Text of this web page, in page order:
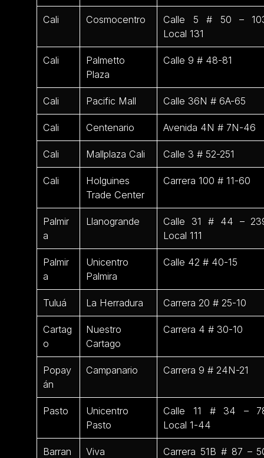
Cali Cosmocentro
Calle 5 # 50 –
Local 131
Cali
Palmetto
Plaza
Calle 9 # 48-81
Cali Pacific Mall Calle 36N # 6A-65
Cali Centenario Avenida 4N # 7N-46
Cali Mallplaza Cali Calle 3 # 52-251
Cali
Holguines
Trade Center
Carrera 100 # 11-60
Palmir
a
Llanogrande
Calle 31 # 44 –
Local 111
Palmir
a
Unicentro
Palmira
Calle 42 # 40-15
Tuluá La Herradura Carrera 20 # 25-10
Cartag
o
Nuestro
Cartago
Carrera 4 # 30-10
Popay
án
Campanario Carrera 9 # 24N-21
Pasto
Unicentro
Pasto
Calle 11 # 34 –
Local 1-44
Barran
Viva
Carrera 51B # 87 –